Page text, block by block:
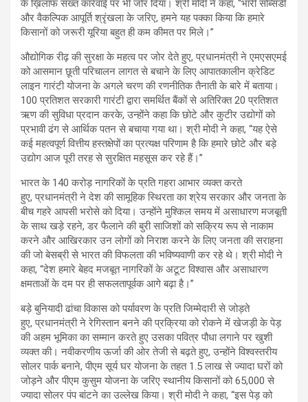
के ख़िलाफ सख्त कार्रवाई पर भी जोर दिया। श्री मोदी ने कहा, “भारी सब्सिडी
और वैकल्पिक आपूर्ति श्रृंखला के जरिए, हमने यह पक्का किया कि हमारे
किसानों को जरूरी यूरिया बहुत ही कम कीमत पर मिले।”
औद्योगिक रीढ़ की सुरक्षा के महत्व पर जोर देते हुए, प्रधानमंत्री ने एमएसएमई
को आसमान छूती परिचालन लागत से बचाने के लिए आपातकालीन क्रेडिट
लाइन गारंटी योजना के अगले चरण की रणनीतिक तैनाती के बारे में बताया।
100 प्रतिशत सरकारी गारंटी द्वारा समर्थित बैंकों से अतिरिक्त 20 प्रतिशत
ऋण की सुविधा प्रदान करके, उन्होंने कहा कि छोटे और कुटीर उद्योगों को
प्रभावी ढंग से आर्थिक पतन से बचाया गया था। श्री मोदी ने कहा, “यह ऐसे
कई महत्वपूर्ण वित्तीय हस्तक्षेपों का प्रत्यक्ष परिणाम है कि हमारे छोटे और बड़े
उद्योग आज पूरी तरह से सुरक्षित महसूस कर रहे हैं।”
भारत के 140 करोड़ नागरिकों के प्रति गहरा आभार व्यक्त करते
हुए, प्रधानमंत्री ने देश की सामूहिक स्थिरता का श्रेय सरकार और जनता के
बीच गहरे आपसी भरोसे को दिया। उन्होंने मुश्किल समय में असाधारण मजबूती
के साथ खड़े रहने, डर फैलाने की बुरी साजिशों को सक्रिय रूप से नाकाम
करने और आखिरकार उन लोगों को निराश करने के लिए जनता की सराहना
की जो बेसब्री से भारत की विफलता की भविष्यवाणी कर रहे थे। श्री मोदी ने
कहा, “देश हमारे बेहद मजबूत नागरिकों के अटूट विश्वास और असाधारण
क्षमताओं के दम पर ही सफलतापूर्वक आगे बढ़ा है।”
बड़े बुनियादी ढांचा विकास को पर्यावरण के प्रति जिम्मेदारी से जोड़ते
हुए, प्रधानमंत्री ने रेगिस्तान बनने की प्रक्रिया को रोकने में खेजड़ी के पेड़
की अहम भूमिका का सम्मान करते हुए उसका पवित्र पौधा लगाने पर खुशी
व्यक्त की। नवीकरणीय ऊर्जा की ओर तेजी से बढ़ते हुए, उन्होंने विश्वस्तरीय
सोलर पार्क बनाने, पीएम सूर्य घर योजना के तहत 1.5 लाख से ज्यादा घरों को
जोड़ने और पीएम कुसुम योजना के जरिए स्थानीय किसानों को 65,000 से
ज्यादा सोलर पंप बांटने का उल्लेख किया। श्री मोदी ने कहा, “इस पेड़ को